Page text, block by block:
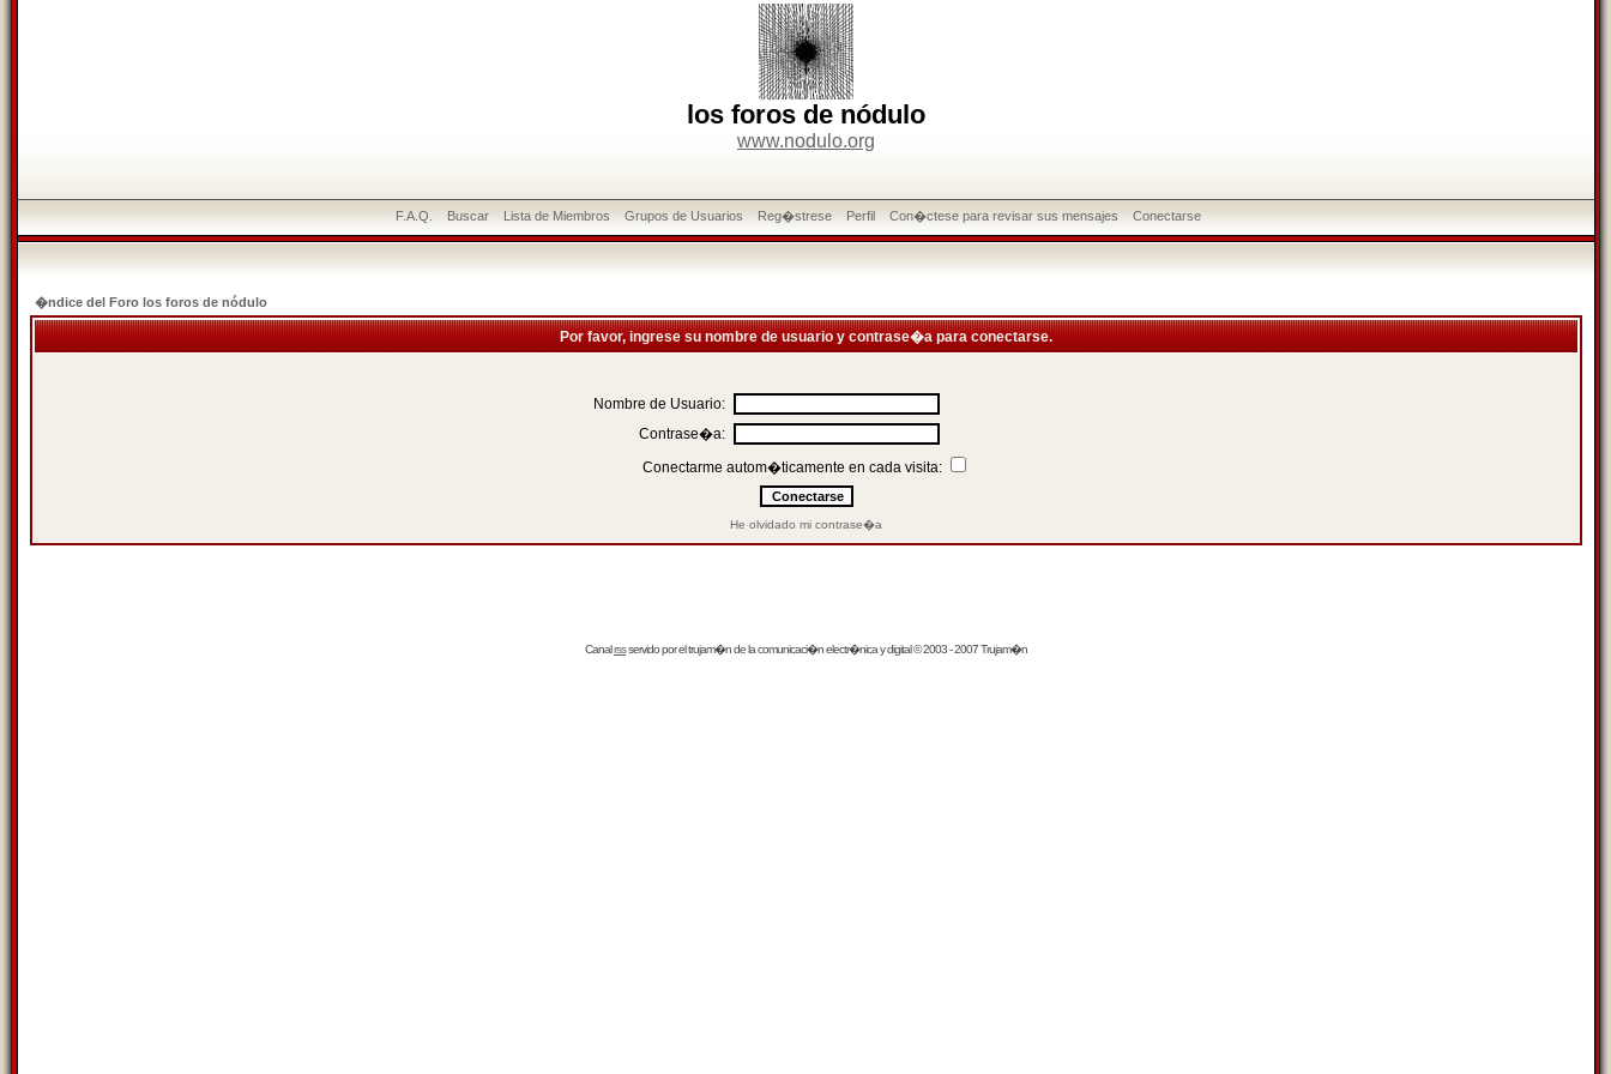
los foros de nódulo
www.nodulo.org
F.A.Q. Buscar Lista de Miembros Grupos de Usuarios Reg�strese Perfil Con�ctese para revisar sus mensajes Conectarse
�ndice del Foro los foros de nódulo
Por favor, ingrese su nombre de usuario y contrase�a para conectarse.
Nombre de Usuario:
Contrase�a:
Conectarme autom�ticamente en cada visita:
He olvidado mi contrase�a
Canalrssservido por eltrujam�nde la comunicaci�n electr�nica y digital © 2003 - 2007 Trujam�n